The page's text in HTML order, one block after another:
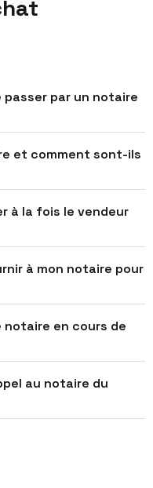
par un notaire
et comment sont-ils
à la fois le vendeur
à mon notaire pour
notaire en cours de
au notaire du